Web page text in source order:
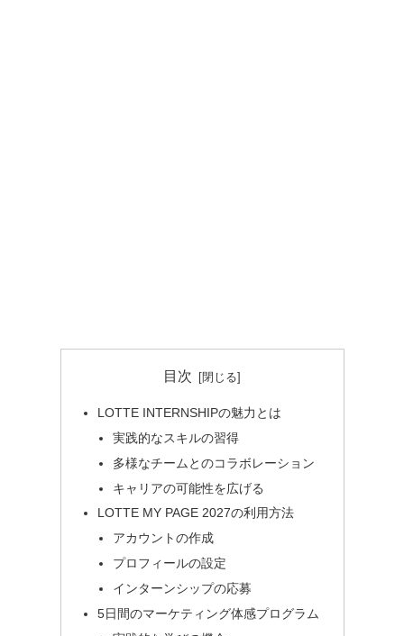
目次
LOTTE INTERNSHIPの魅力とは
実践的なスキルの習得
多様なチームとのコラボレーション
キャリアの可能性を広げる
LOTTE MY PAGE 2027の利用方法
アカウントの作成
プロフィールの設定
インターンシップの応募
5日間のマーケティング体感プログラム